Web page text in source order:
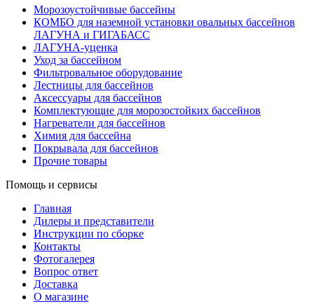
Морозоустойчивые бассейны
КОМБО для наземной установки овальных бассейнов
ЛАГУНА и ГИГАБАСС
ЛАГУНА-уценка
Уход за бассейном
Фильтровальное оборудование
Лестницы для бассейнов
Аксессуары для бассейнов
Комплектующие для морозостойких бассейнов
Нагреватели для бассейнов
Химия для бассейна
Покрывала для бассейнов
Прочие товары
Помощь и сервисы
Главная
Дилеры и представители
Инструкции по сборке
Контакты
Фотогалерея
Вопрос ответ
Доставка
О магазине